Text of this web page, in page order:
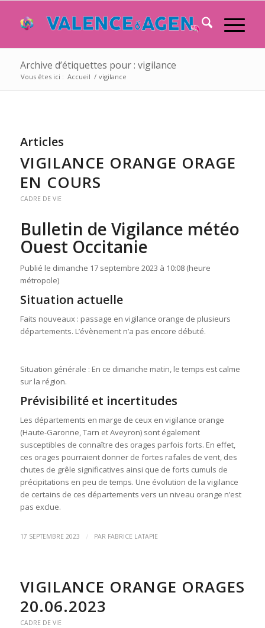
Archive d’étiquettes pour : vigilance
Vous êtes ici : Accueil / vigilance
Articles
VIGILANCE ORANGE ORAGE
EN COURS
CADRE DE VIE
Bulletin de Vigilance météo
Ouest Occitanie
Publié le dimanche 17 septembre 2023 à 10:08 (heure
métropole)
Situation actuelle
Faits nouveaux : passage en vigilance orange de plusieurs
départements. L’évènement n’a pas encore débuté.
Situation générale : En ce dimanche matin, le temps est calme
sur la région.
Prévisibilité et incertitudes
Les départements en marge de ceux en vigilance orange
(Haute-Garonne, Tarn et Aveyron) sont également
susceptibles de connaître des orages parfois forts. En effet,
ces orages pourraient donner de fortes rafales de vent, des
chutes de grêle significatives ainsi que de forts cumuls de
précipitations en peu de temps. Une évolution de la vigilance
de certains de ces départements vers un niveau orange n’est
pas exclue.
17 SEPTEMBRE 2023 / PAR FABRICE LATAPIE
VIGILANCE ORANGE ORAGES
20.06.2023
CADRE DE VIE